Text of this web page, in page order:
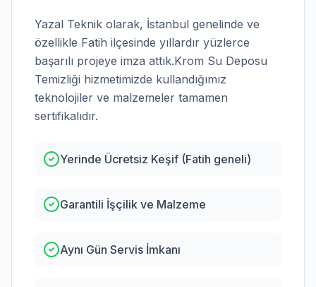
Yazal Teknik olarak, İstanbul genelinde ve
özellikle Fatih ilçesinde yıllardır yüzlerce
başarılı projeye imza attık.Krom Su Deposu
Temizliği hizmetimizde kullandığımız
teknolojiler ve malzemeler tamamen
sertifikalıdır.
Yerinde Ücretsiz Keşif (Fatih geneli)
Garantili İşçilik ve Malzeme
Aynı Gün Servis İmkanı